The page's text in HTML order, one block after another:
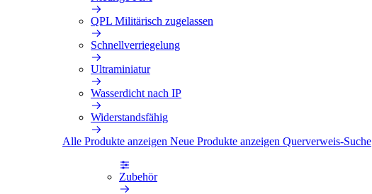
QPL Militärisch zugelassen
Schnellverriegelung
Ultraminiatur
Wasserdicht nach IP
Widerstandsfähig
Alle Produkte anzeigen Neue Produkte anzeigen Querverweis-Suche
Zubehör